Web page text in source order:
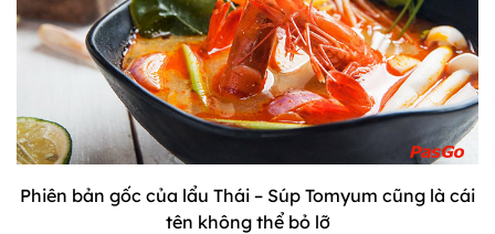
Phiên bản gốc của lẩu Thái – Súp Tomyum cũng là cái
tên không thể bỏ lỡ